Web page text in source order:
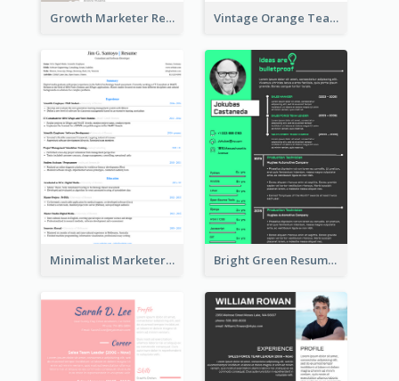
Growth Marketer Resume Vintage Orange Teacher Resume
Minimalist Marketer Resume Bright Green Resume